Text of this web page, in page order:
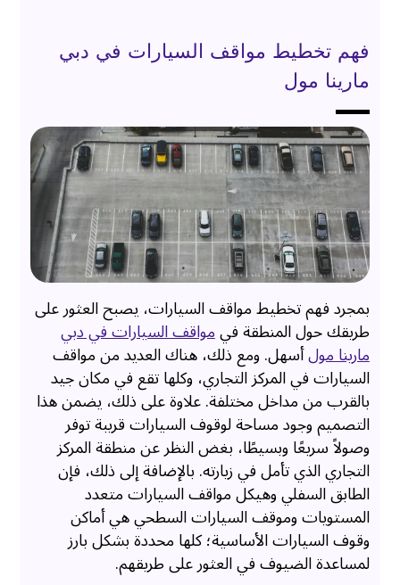
فهم تخطيط مواقف السيارات في دبي
مارينا مول
بمجرد فهم تخطيط مواقف السيارات، يصبح العثور على
طريقك حول المنطقة فيمواقف السيارات في دبي
مارينا مولأسهل. ومع ذلك، هناك العديد من مواقف
السيارات في المركز التجاري، وكلها تقع في مكان جيد
بالقرب من مداخل مختلفة. علاوة على ذلك، يضمن هذا
التصميم وجود مساحة لوقوف السيارات قريبة توفر
وصولاً سريعًا وبسيطًا، بغض النظر عن منطقة المركز
التجاري الذي تأمل في زيارته. بالإضافة إلى ذلك، فإن
الطابق السفلي وهيكل مواقف السيارات متعدد
المستويات وموقف السيارات السطحي هي أماكن
وقوف السيارات الأساسية؛ كلها محددة بشكل بارز
لمساعدة الضيوف في العثور على طريقهم.